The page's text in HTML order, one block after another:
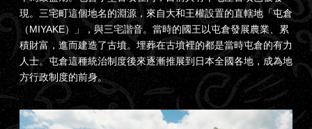
現。三宅町這個地名的淵源，來自大和王權設置的直轄地「屯倉
（MIYAKE）」，與三宅諧音。當時的國王以屯倉發展農業、累
積財富，進而建造了古墳。埋葬在古墳裡的都是當時屯倉的有力
人士。屯倉這種統治制度後來逐漸推展到日本全國各地，成為地
方行政制度的前身。